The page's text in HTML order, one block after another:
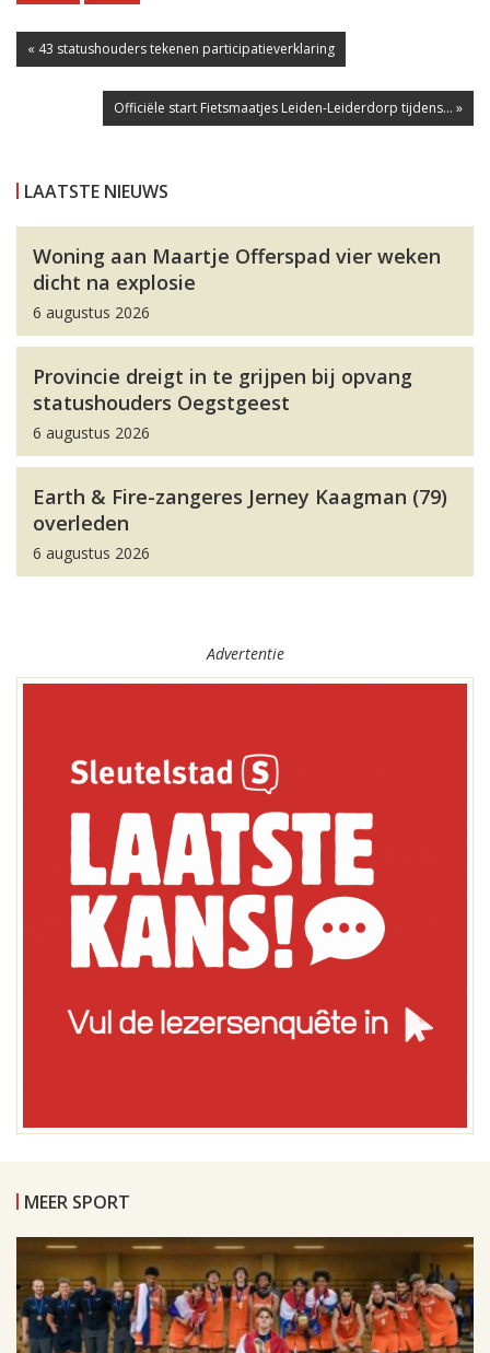
« 43 statushouders tekenen participatieverklaring
Officiële start Fietsmaatjes Leiden-Leiderdorp tijdens... »
LAATSTE NIEUWS
Woning aan Maartje Offerspad vier weken
dicht na explosie
6 augustus 2026
Provincie dreigt in te grijpen bij opvang
statushouders Oegstgeest
6 augustus 2026
Earth & Fire-zangeres Jerney Kaagman (79)
overleden
6 augustus 2026
Advertentie
MEER SPORT